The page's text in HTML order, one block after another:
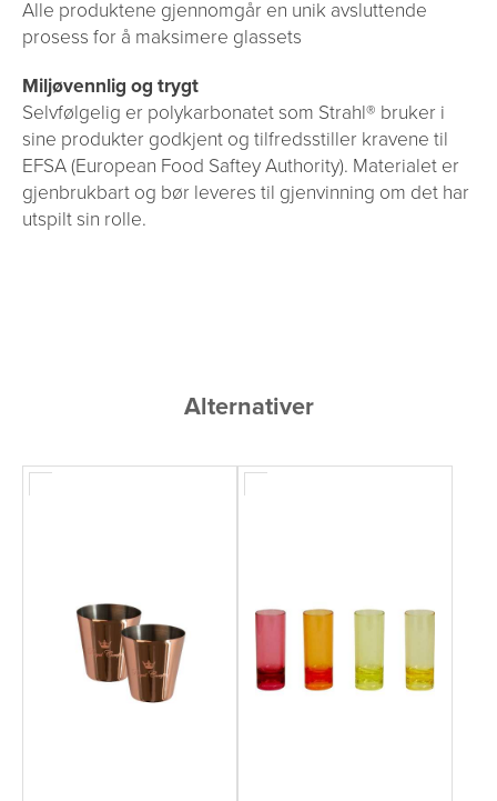
Alle produktene gjennomgår en unik avsluttende
prosess for å maksimere glassets
Miljøvennlig og trygt
Selvfølgelig er polykarbonatet som Strahl® bruker i
sine produkter godkjent og tilfredsstiller kravene til
EFSA (European Food Saftey Authority). Materialet er
gjenbrukbart og bør leveres til gjenvinning om det har
utspilt sin rolle.
Alternativer